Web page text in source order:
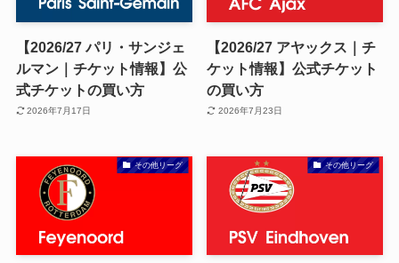
【2026/27 パリ・サンジェ
ルマン｜チケット情報】公
式チケットの買い方
2026年7月17日
【2026/27 アヤックス｜チ
ケット情報】公式チケット
の買い方
2026年7月23日
その他リーグ その他リーグ